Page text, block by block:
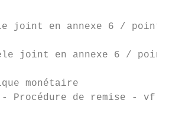
joint en annexe 6 / point
joint en annexe 6 / point
monétaire
- Procédure de remise